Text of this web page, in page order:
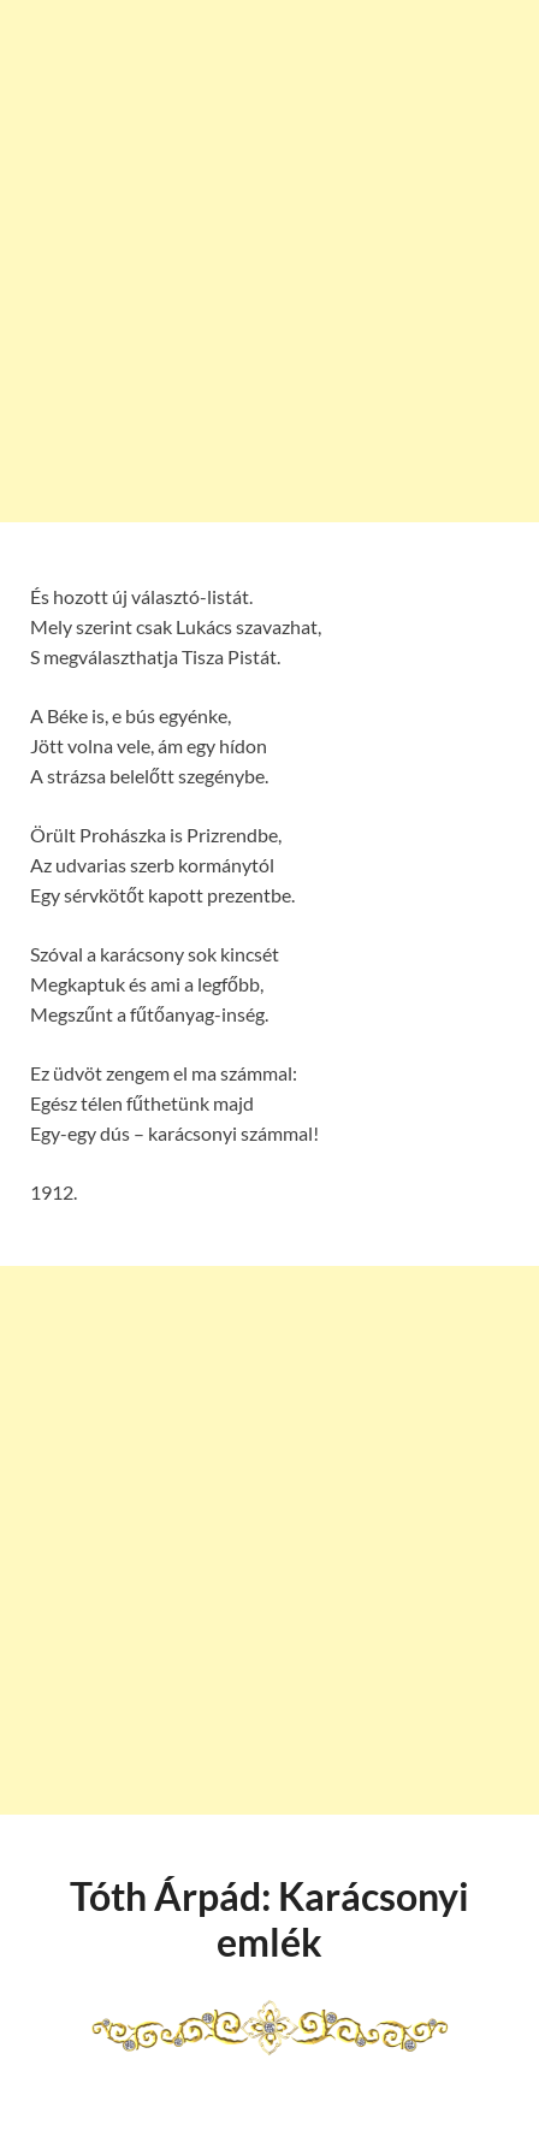
És hozott új választó-listát.
Mely szerint csak Lukács szavazhat,
S megválaszthatja Tisza Pistát.
A Béke is, e bús egyénke,
Jött volna vele, ám egy hídon
A strázsa belelőtt szegénybe.
Örült Prohászka is Prizrendbe,
Az udvarias szerb kormánytól
Egy sérvkötőt kapott prezentbe.
Szóval a karácsony sok kincsét
Megkaptuk és ami a legfőbb,
Megszűnt a fűtőanyag-inség.
Ez üdvöt zengem el ma számmal:
Egész télen fűthetünk majd
Egy-egy dús – karácsonyi számmal!
1912.
Tóth Árpád: Karácsonyi
emlék